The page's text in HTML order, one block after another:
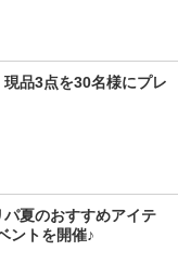
品3点を30名様にプレ
夏のおすすめアイテ
ントを開催♪